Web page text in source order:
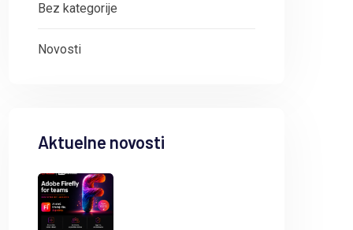
Bez kategorije
Novosti
Aktuelne novosti